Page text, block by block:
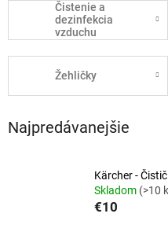
Čistenie a
dezinfekcia
vzduchu
Žehličky
Najpredávanejšie
Kärcher -
Skladom (>10
€10